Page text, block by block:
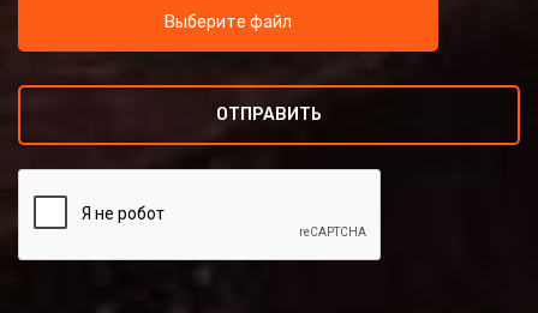
Выберите файл
ОТПРАВИТЬ